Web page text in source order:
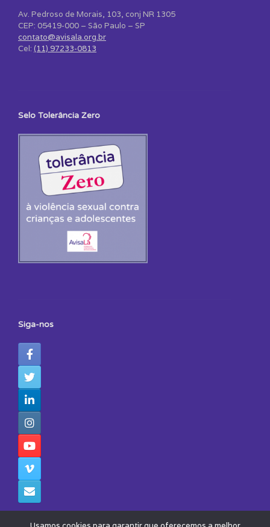
Av. Pedroso de Morais, 103, conj NR 1305
CEP: 05419-000 – São Paulo – SP
contato@avisala.org.br
Cel: (11) 97233-0813
Selo Tolerância Zero
Siga-nos